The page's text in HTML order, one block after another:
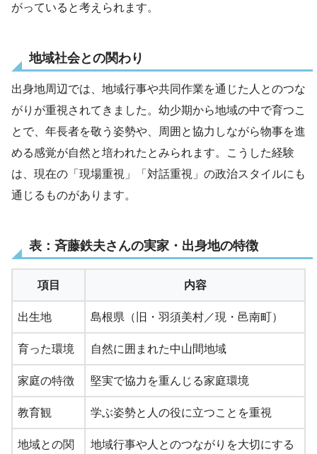
がっていると考えられます。
地域社会との関わり
出身地周辺では、地域行事や共同作業を通じた人とのつな
がりが重視されてきました。幼少期から地域の中で育つこ
とで、年長者を敬う姿勢や、周囲と協力しながら物事を進
める感覚が自然と培われたとみられます。こうした経験
は、現在の「現場重視」「対話重視」の政治スタイルにも
通じるものがあります。
表：斉藤鉄夫さんの実家・出身地の特徴
項目 内容
出生地 島根県（旧・羽須美村／現・邑南町）
育った環境 自然に囲まれた中山間地域
家庭の特徴 堅実で協力を重んじる家庭環境
教育観 学ぶ姿勢と人の役に立つことを重視
地域との関
地域行事や人とのつながりを大切にする